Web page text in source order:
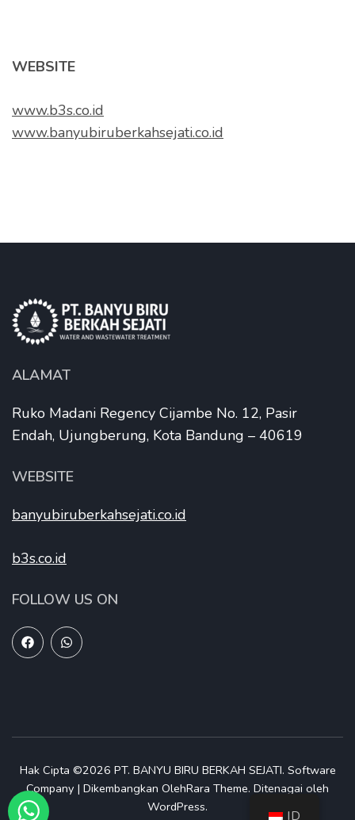
WEBSITE
www.b3s.co.id
www.banyubiruberkahsejati.co.id
ALAMAT
Ruko Madani Regency Cijambe No. 12, Pasir
Endah, Ujungberung, Kota Bandung – 40619
WEBSITE
banyubiruberkahsejati.co.id
b3s.co.id
FOLLOW US ON
Hak Cipta ©2026 PT. BANYU BIRU BERKAH SEJATI. Software
Company | Dikembangkan OlehRara Theme. Ditenagai oleh
WordPress.
ID